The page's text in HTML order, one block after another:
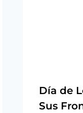
Día de
Sus